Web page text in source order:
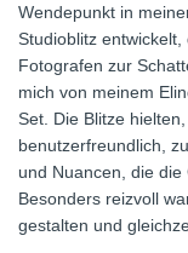
Wendepunkt in
Studioblitz
Fotografen zur
mich von meinem
Set. Die Blitze
benutzerfreundlich,
und Nuancen, die die
Besonders reizvoll
gestalten und